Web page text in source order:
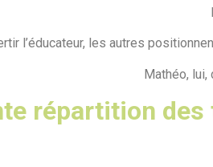
l’éducateur, les autres
Mathéo, lui,
répartition